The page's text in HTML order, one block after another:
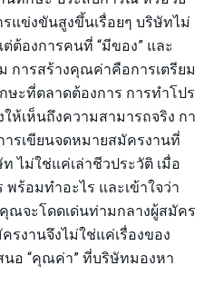
แข่งขันสูงขึ้นเรื่อยๆ บริษัทไม่
องการคนที่ “มีของ” และ
การสร้างคุณค่าคือการเตรียม
ะที่ตลาดต้องการ การทำโปร
ห้เห็นถึงความสามารถจริง กา
ารเขียนจดหมายสมัครงานที่
ไม่ใช่แค่เล่าชีวประวัติ เมื่อ
ร้อมทำอะไร และเข้าใจว่า
ณจะโดดเด่นท่ามกลางผู้สมัคร
งานจึงไม่ใช่แค่เรื่องของ
นอ “คุณค่า” ที่บริษัทมองหา